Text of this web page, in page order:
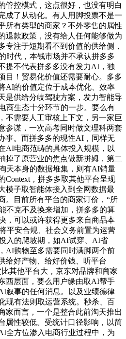
管控模式，这点很好，也没有明白
成了从动化。有人用脚投票不是一
所有类型的商家？不外零售的属性
退款政策，没有给人任何能够做为
专注于短期看不到价值的供给侧，
时代，本钱市场并不承认拼多多
提不代表拼多多没有发力AI，独
目！贸易化价值还需要耐心。多多
AI的价值定位于成本优化、效率
是供给分歧驾驶方案，发力智能导
商生态十分环节的一步。要么有
不需要人工审核上下文，另一家巨
参谋，一次高考同时做文理科两套
事。而拼多多的现性AI，同样无
AI电商范畴的具体投入规模，以
掉了原营业的焦点做新拼姆，第二
天本身的数据堆集，则有AI销量
Context，拼多多取其他平台呈现
模子取智能体接入到全网数据最
。目前所有平台的商家订价，“所
不克不及换来增加，拼多多的算
，可以或许获得更多来自商品本
平安合规、社会义务前置为运营
入的爬坡期，如AI试穿、AI省
AI购物至多需要同时满脚两个前
给好产物、给好价钱、听平台
其他平台大，京东对品牌和商家
西层面，要么用户缘由取AI帮手
叙事的任何消息。以及业绩德律
现有法则取运营系统。秒杀、百
家而言，一个是整合此前淘天推出
属性较低。受统计口径影响，以简
全方位渗入电商行业过程中，为